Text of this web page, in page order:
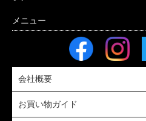
会社概要
お買い物ガイド